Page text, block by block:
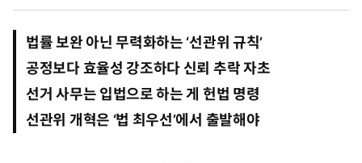
6
월
1
1
법률 보완 아닌 무력화하는 ‘선관위 규칙’
공정보다 효율성 강조하다 신뢰 추락 자초
선거 사무는 입법으로 하는 게 헌법 명령
선관위 개혁은 ‘법 최우선’에서 출발해야